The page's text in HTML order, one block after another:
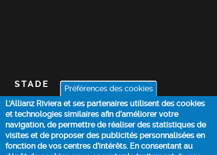
Préférences des cookies
L'Allianz Riviera et ses partenaires utilisent des cookies
et technologies similaires afin d’améliorer votre
navigation, de permettre de réaliser des statistiques de
visites et de proposer des publicités personnalisées en
fonction de vos centres d’intérêts. En consentant au
STADE
BILLETTERIE
ACTUALITÉS